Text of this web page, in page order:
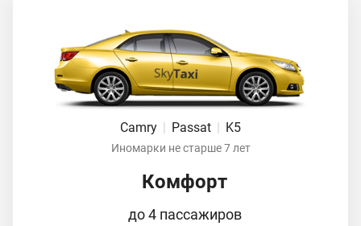
Camry Passat K5
Иномарки не старше 7 лет
Комфорт
до 4 пассажиров